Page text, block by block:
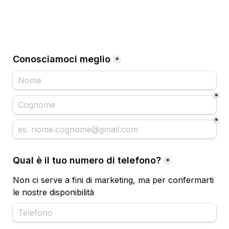
Conosciamoci meglio *
*
*
Qual è il tuo numero di telefono? *
Non ci serve a fini di marketing, ma per confermarti
le nostre disponibilità